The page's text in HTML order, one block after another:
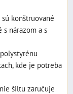
konštruované
nárazom a s
kde je potreba
šiltu zaručuje